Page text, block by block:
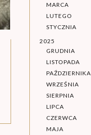
MARCA
LUTEGO
STYCZNIA
2025
GRUDNIA
LISTOPADA
PAŹDZIERNIKA
WRZEŚNIA
SIERPNIA
LIPCA
CZERWCA
MAJA